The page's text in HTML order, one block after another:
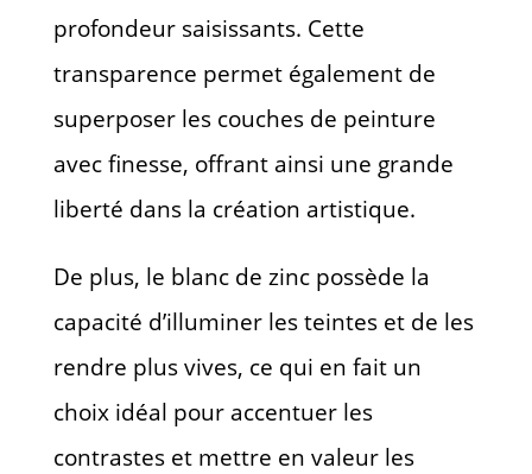
profondeur saisissants. Cette
transparence permet également de
superposer les couches de peinture
avec finesse, offrant ainsi une grande
liberté dans la création artistique.
De plus, le blanc de zinc possède la
capacité d’illuminer les teintes et de les
rendre plus vives, ce qui en fait un
choix idéal pour accentuer les
contrastes et mettre en valeur les